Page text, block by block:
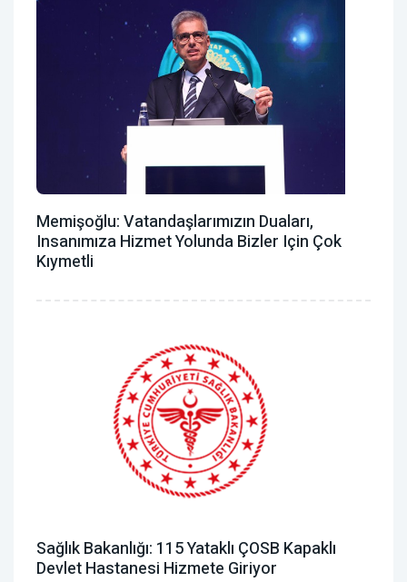
Memişoğlu: Vatandaşlarımızın Duaları,
Insanımıza Hizmet Yolunda Bizler Için Çok
Kıymetli
Sağlık Bakanlığı: 115 Yataklı ÇOSB Kapaklı
Devlet Hastanesi Hizmete Giriyor